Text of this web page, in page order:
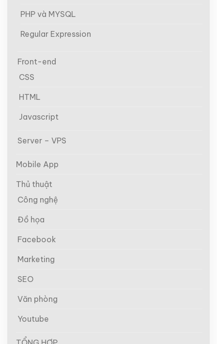
PHP và MYSQL
Regular Expression
Front-end
CSS
HTML
Javascript
Server – VPS
Mobile App
Thủ thuật
Công nghệ
Đồ họa
Facebook
Marketing
SEO
Văn phòng
Youtube